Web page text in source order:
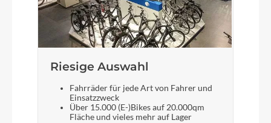
Steuersatz
FSA no.11N
Sattel
BULLS sportive Comfort
Gabel
Riesige Auswahl
Fahrräder für jede Art von Fahrer und
Einsatzzweck
Über 15.000 (E-)Bikes auf 20.000qm
Fläche und vieles mehr auf Lager